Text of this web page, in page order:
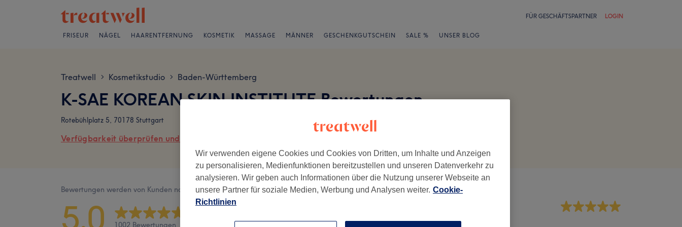
FÜR GESCHÄFTSPARTNER LOGIN
FRISEUR NÄGEL HAARENTFERNUNG KOSMETIK MASSAGE MÄNNER GESCHENKGUTSCHEIN SALE % UNSER BLOG
Treatwell > Kosmetikstudio > Baden-Württemberg
K-SAE KOREAN SKIN INSTITUTE Bewertungen
Rotebühlplatz 5, 70178 Stuttgart
Verfügbarkeit überprüfen und online buchen
Bewertungen werden von Kunden nach ihrem Besuch geschrieben.
5,0 1002 Bewertungen
Wir verwenden eigene Cookies und Cookies von Dritten, um Inhalte und Anzeigen
zu personalisieren, Medienfunktionen bereitzustellen und unseren Datenverkehr zu
analysieren. Wir geben auch Informationen über die Nutzung unserer Webseite an
unsere Partner für soziale Medien, Werbung und Analysen weiter. Cookie-
Richtlinien